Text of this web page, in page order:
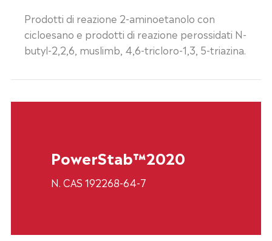
Prodotti di reazione 2-aminoetanolo con
cicloesano e prodotti di reazione perossidati N-
butyl-2,2,6, muslimb, 4,6-tricloro-1,3, 5-triazina.
PowerStab™2020
N. CAS 192268-64-7